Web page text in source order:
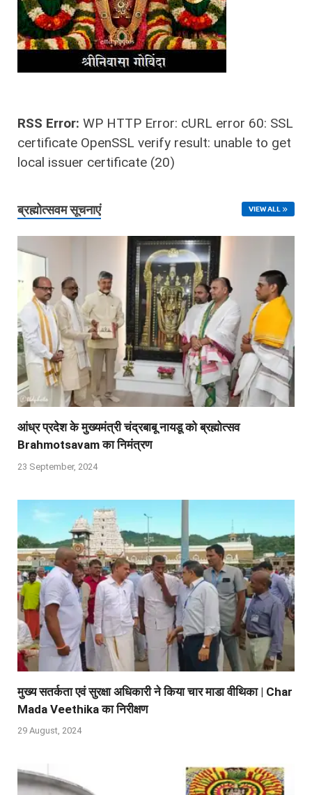
RSS Error: WP HTTP Error: cURL error 60: SSL
certificate OpenSSL verify result: unable to get
local issuer certificate (20)
ब्रह्मोत्‍सवम सूचनाएं VIEW ALL
आंध्र प्रदेश के मुख्यमंत्री चंद्रबाबू नायडू को ब्रह्मोत्सव
Brahmotsavam का निमंत्रण
23 September, 2024
मुख्य सतर्कता एवं सुरक्षा अधिकारी ने किया चार माडा वीथिका | Char
Mada Veethika का निरीक्षण
29 August, 2024